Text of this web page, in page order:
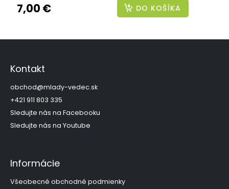
7,00 € DO KOŠÍKA
Z
Kontakt
obchod@mlady-vedec.sk
+421 911 803 335
Sledujte nás na Facebooku
Sledujte nás na Youtube
Informácie
Všeobecné obchodné podmienky